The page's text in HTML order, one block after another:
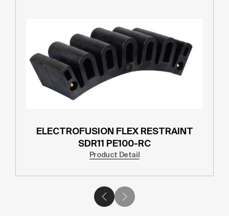
ELECTROFUSION FLEX RESTRAINT
SDR11 PE100-RC
Product Detail